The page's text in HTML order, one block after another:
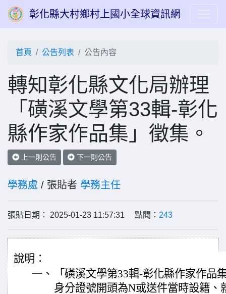
彰化縣大村鄉村上國小全球資訊網
首頁 公告列表 公告內容
轉知彰化縣文化局辦理
「磺溪文學第33輯-彰化
縣作家作品集」徵集。
上一則公告 下一則公告
學務處 / 張貼者 學務主任
張貼日期： 2025-01-23 11:57:31 點閱： 243
說明：
一、
「磺溪文學第33輯-彰化縣作家作品
身分證號開頭為N或送件當時設籍、